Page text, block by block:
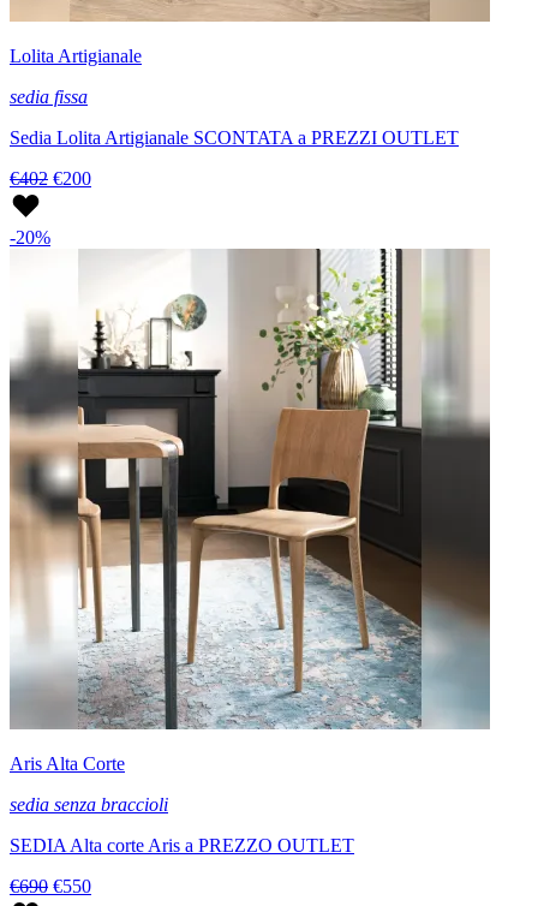
Lolita Artigianale
sedia fissa
Sedia Lolita Artigianale SCONTATA a PREZZI OUTLET
€402 €200
-20%
Aris Alta Corte
sedia senza braccioli
SEDIA Alta corte Aris a PREZZO OUTLET
€690 €550